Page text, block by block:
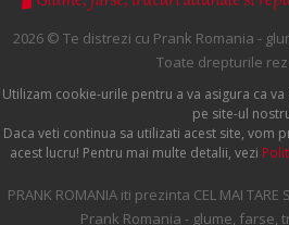
2026 © Te distrezi cu Prank Romania -
Toate drepturile
Utilizam cookie-urile pentru a va asigura ca
pe site-ul
Daca veti continua sa utilizati acest site, vom
acest lucru! Pentru mai multe detalii, vezi
PRANK ROMANIA iti prezinta CEL MAI TARE
Prank Romania - glume, farse,